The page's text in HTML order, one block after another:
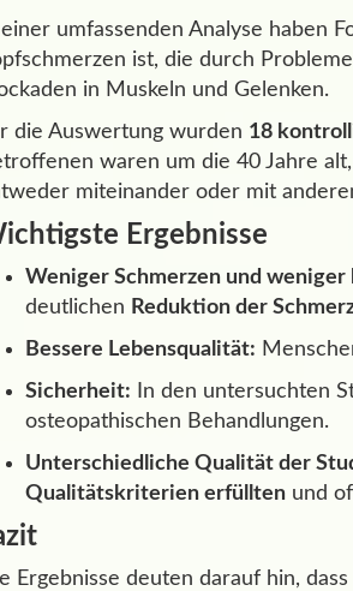
einer umfassenden Analyse haben
ist, die durch
in Muskeln und Gelenken.
die Auswertung wurden 18
waren um die 40 Jahre
miteinander oder mit
Ergebnisse
Weniger Schmerzen und weniger
deutlichen Reduktion der
Bessere Lebensqualität:
Sicherheit: In den untersuchten
osteopathischen Behandlungen.
Unterschiedliche Qualität der
Qualitätskriterien erfüllten und
Ergebnisse deuten darauf hin,